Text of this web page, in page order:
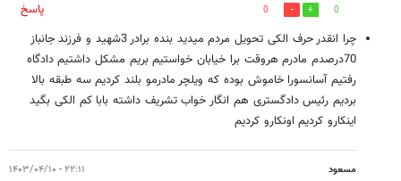
0
0
پاسخ
چرا انقدر حرف الکی تحویل مردم میدید بنده برادر 3شهید و فرزند جانباز
70درصدم مادرم هروقت برا خیابان خواستیم بریم مشکل داشتیم دادگاه
رفتیم آسانسورا خاموش بوده که ویلچر مادرمو بلند کردیم سه طبقه بالا
بردیم رئیس دادگستری هم انگار خواب تشریف داشته بابا کم الکی بگید
اینکارو کردیم اونکارو کردیم
مسعود ۲۲:۱۱ - ۱۴۰۳/۰۴/۱۰